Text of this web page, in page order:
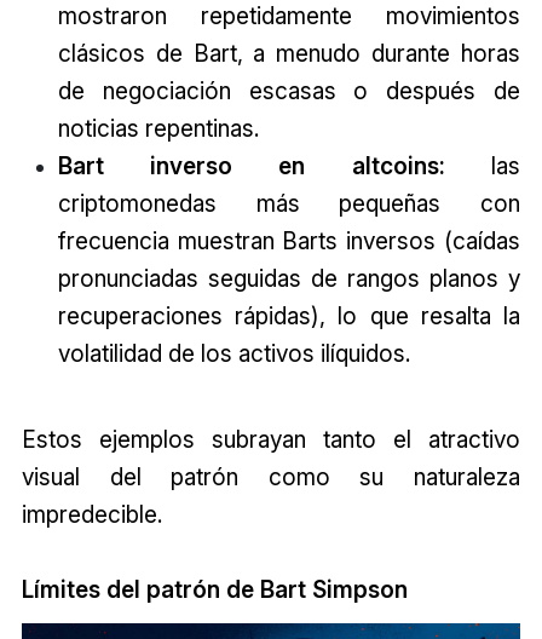
mostraron repetidamente movimientos
clásicos de Bart, a menudo durante horas
de negociación escasas o después de
noticias repentinas.
Bart inverso en altcoins: las
criptomonedas más pequeñas con
frecuencia muestran Barts inversos (caídas
pronunciadas seguidas de rangos planos y
recuperaciones rápidas), lo que resalta la
volatilidad de los activos ilíquidos.
Estos ejemplos subrayan tanto el atractivo
visual del patrón como su naturaleza
impredecible.
Límites del patrón de Bart Simpson